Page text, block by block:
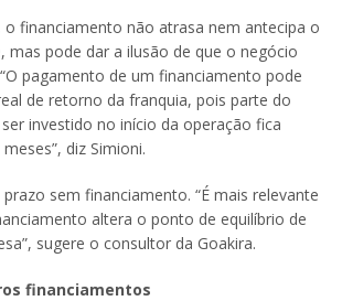
o financiamento não atrasa nem antecipa o
mas pode dar a ilusão de que o negócio
pagamento de um financiamento pode
de retorno da franquia, pois parte do
investido no início da operação fica
diz Simioni.
sem financiamento. “É mais relevante
altera o ponto de equilíbrio de
sugere o consultor da Goakira.
financiamentos